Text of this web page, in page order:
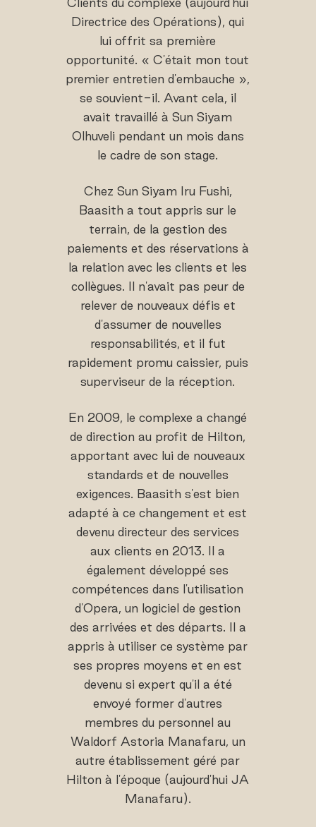
Directrice des Opérations), qui
lui offrit sa première
opportunité. « C'était mon tout
premier entretien d'embauche »,
se souvient-il. Avant cela, il
avait travaillé à Sun Siyam
Olhuveli pendant un mois dans
le cadre de son stage.
Chez Sun Siyam Iru Fushi,
Baasith a tout appris sur le
terrain, de la gestion des
paiements et des réservations à
la relation avec les clients et les
collègues. Il n'avait pas peur de
relever de nouveaux défis et
d'assumer de nouvelles
responsabilités, et il fut
rapidement promu caissier, puis
superviseur de la réception.
En 2009, le complexe a changé
de direction au profit de Hilton,
apportant avec lui de nouveaux
standards et de nouvelles
exigences. Baasith s'est bien
adapté à ce changement et est
devenu directeur des services
aux clients en 2013. Il a
également développé ses
compétences dans l'utilisation
d'Opera, un logiciel de gestion
des arrivées et des départs. Il a
appris à utiliser ce système par
ses propres moyens et en est
devenu si expert qu'il a été
envoyé former d'autres
membres du personnel au
Waldorf Astoria Manafaru, un
autre établissement géré par
Hilton à l'époque (aujourd'hui JA
Manafaru).